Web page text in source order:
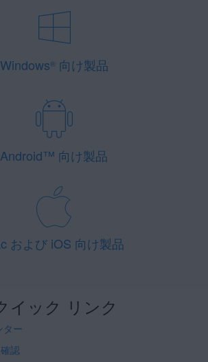
Windows®向け製品
Android™ 向け製品
および iOS 向け製品
イック リンク
ター
認